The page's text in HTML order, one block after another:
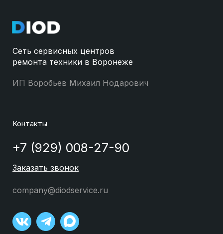
Сеть сервисных центров
ремонта техники в Воронеже
ИП Воробьев Михаил Нодарович
Контакты
+7 (929) 008-27-90
Заказать звонок
company@diodservice.ru